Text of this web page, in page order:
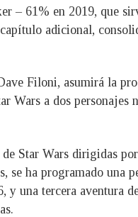
– 61% en 2019, que
adicional,
Filoni, asumirá la
Wars a dos personajes
Star Wars dirigidas
se ha programado una
y una tercera aventura